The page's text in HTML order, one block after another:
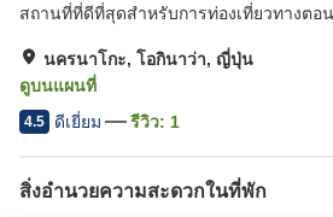
สถานที่ที่ดีที่สุดสำหรับการท่องเที่ยวทางตอ
นครนาโกะ, โอกินาว่า, ญี่ปุ่น
ดูบนแผนที่
4.5 ดีเยี่ยม รีวิว: 1
สิ่งอำนวยความสะดวกในที่พัก